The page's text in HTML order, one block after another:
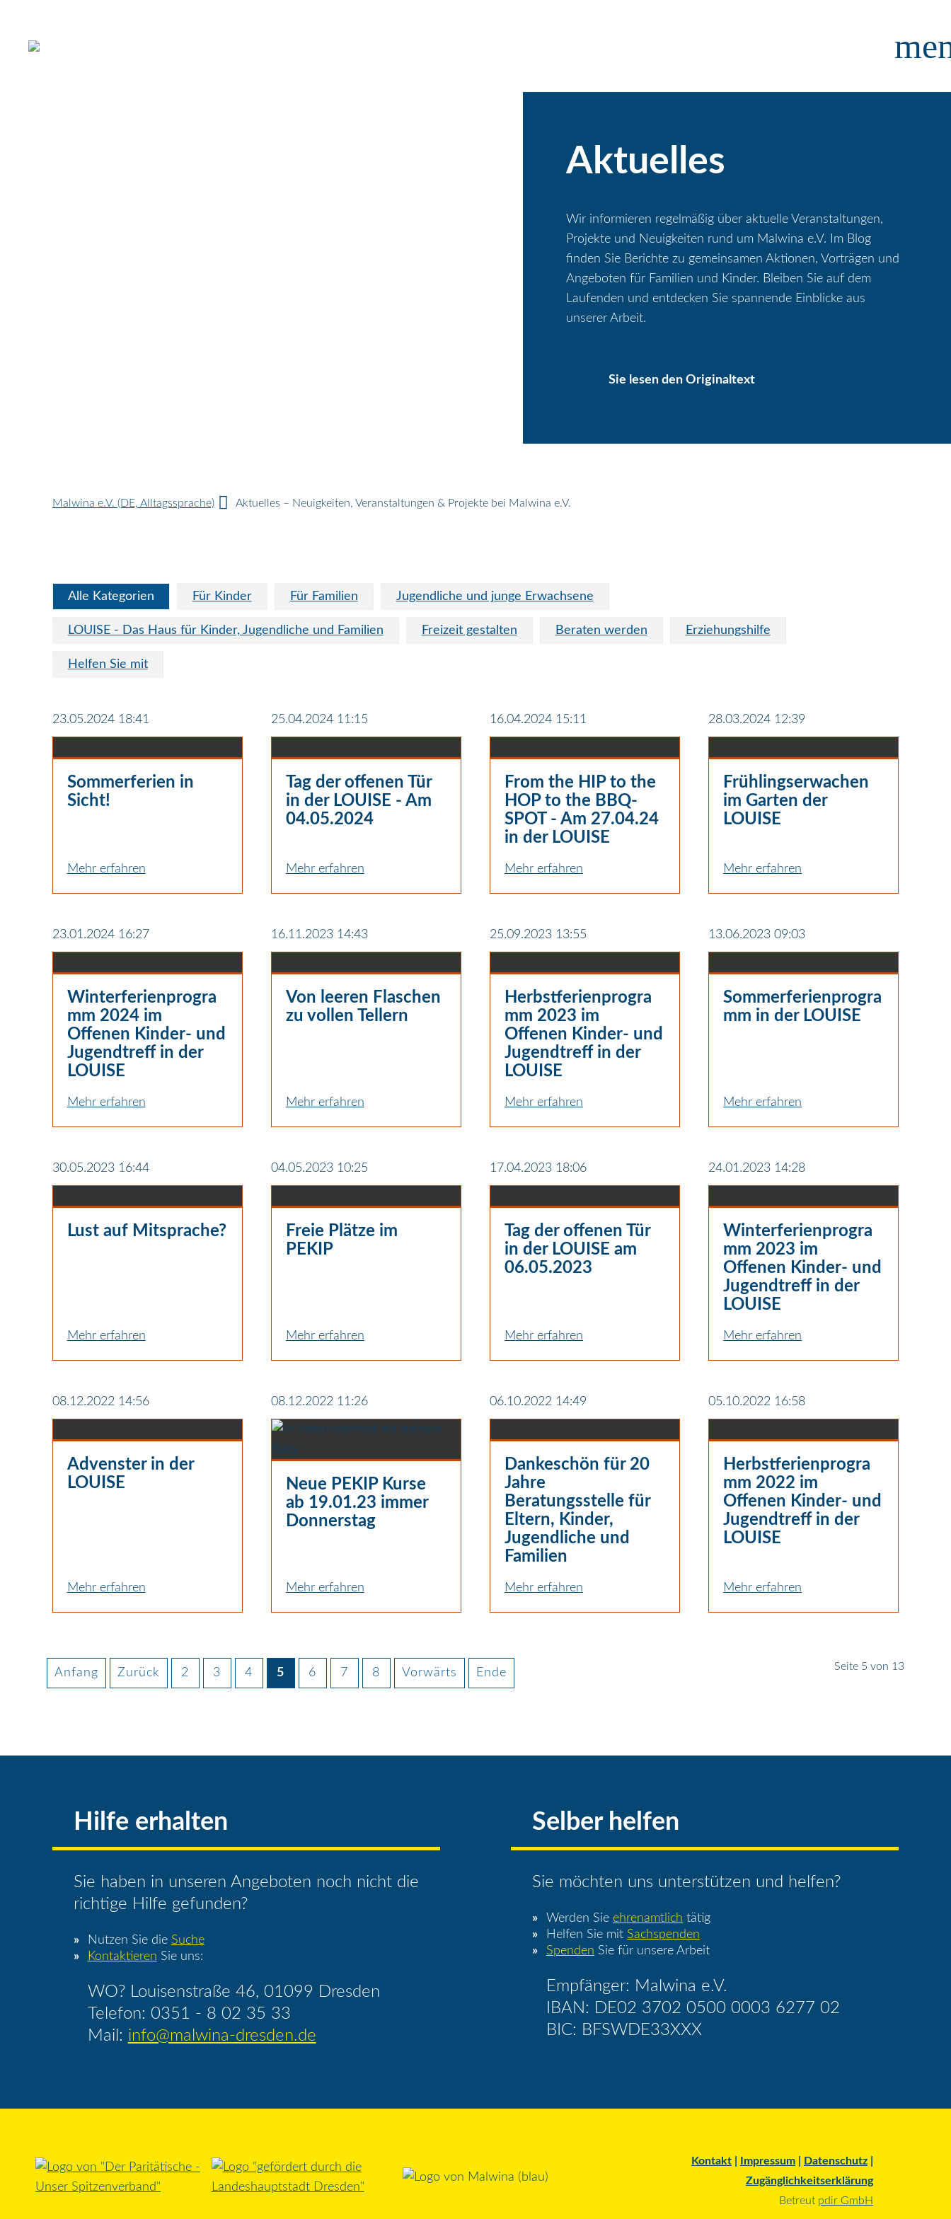
Aktuelles
Wir informieren regelmäßig über aktuelle Veranstaltungen,
Projekte und Neuigkeiten rund um Malwina e.V. Im Blog
finden Sie Berichte zu gemeinsamen Aktionen, Vorträgen und
Angeboten für Familien und Kinder. Bleiben Sie auf dem
Laufenden und entdecken Sie spannende Einblicke aus
unserer Arbeit.
Sie lesen den Originaltext
Malwina e.V. (DE, Alltagssprache) Aktuelles – Neuigkeiten, Veranstaltungen & Projekte bei Malwina e.V.
Alle Kategorien Für Kinder Für Familien Jugendliche und junge Erwachsene
LOUISE - Das Haus für Kinder, Jugendliche und Familien Freizeit gestalten Beraten werden Erziehungshilfe
Helfen Sie mit
23.05.2024 18:41
Sommerferien in
Sicht!
Mehr erfahren
25.04.2024 11:15
Tag der offenen Tür
in der LOUISE - Am
04.05.2024
Mehr erfahren
16.04.2024 15:11
From the HIP to the
HOP to the BBQ-
SPOT - Am 27.04.24
in der LOUISE
Mehr erfahren
28.03.2024 12:39
Frühlingserwachen
im Garten der
LOUISE
Mehr erfahren
23.01.2024 16:27
Winterferienprogra
mm 2024 im
Offenen Kinder- und
Jugendtreff in der
LOUISE
Mehr erfahren
16.11.2023 14:43
Von leeren Flaschen
zu vollen Tellern
Mehr erfahren
25.09.2023 13:55
Herbstferienprogra
mm 2023 im
Offenen Kinder- und
Jugendtreff in der
LOUISE
Mehr erfahren
13.06.2023 09:03
Sommerferienprogra
mm in der LOUISE
Mehr erfahren
30.05.2023 16:44
Lust auf Mitsprache?
Mehr erfahren
04.05.2023 10:25
Freie Plätze im
PEKIP
Mehr erfahren
17.04.2023 18:06
Tag der offenen Tür
in der LOUISE am
06.05.2023
Mehr erfahren
24.01.2023 14:28
Winterferienprogra
mm 2023 im
Offenen Kinder- und
Jugendtreff in der
LOUISE
Mehr erfahren
08.12.2022 14:56
Advenster in der
LOUISE
Mehr erfahren
08.12.2022 11:26
Neue PEKIP Kurse
ab 19.01.23 immer
Donnerstag
Mehr erfahren
06.10.2022 14:49
Dankeschön für 20
Jahre
Beratungsstelle für
Eltern, Kinder,
Jugendliche und
Familien
Mehr erfahren
05.10.2022 16:58
Herbstferienprogra
mm 2022 im
Offenen Kinder- und
Jugendtreff in der
LOUISE
Mehr erfahren
Seite 5 von 13
Anfang Zurück 2 3 4 5 6 7 8 Vorwärts Ende
Hilfe erhalten
Sie haben in unseren Angeboten noch nicht die
richtige Hilfe gefunden?
Nutzen Sie die Suche
Kontaktieren Sie uns:
WO? Louisenstraße 46, 01099 Dresden
Telefon: 0351 - 8 02 35 33
Mail: info@malwina-dresden.de
Selber helfen
Sie möchten uns unterstützen und helfen?
Werden Sie ehrenamtlich tätig
Helfen Sie mit Sachspenden
Spenden Sie für unsere Arbeit
Empfänger: Malwina e.V.
IBAN: DE02 3702 0500 0003 6277 02
BIC: BFSWDE33XXX
Kontakt| Impressum| Datenschutz|
Zugänglichkeitserklärung
Betreut pdir GmbH